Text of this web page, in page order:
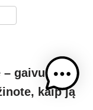
gaivus
kaip ją